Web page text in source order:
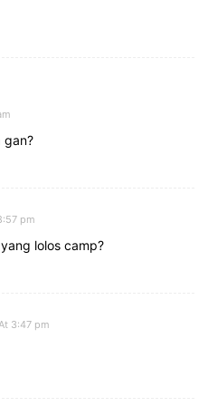
gan?
pm
lolos camp?
3:47 pm